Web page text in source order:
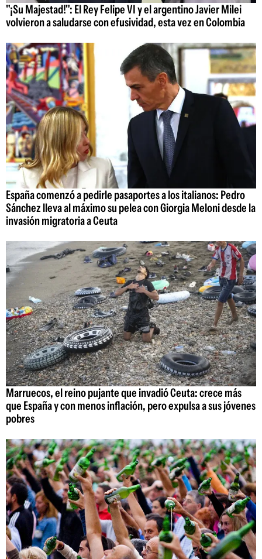
"¡Su Majestad!": El Rey Felipe VI y el argentino Javier Milei
volvieron a saludarse con efusividad, esta vez en Colombia
España comenzó a pedirle pasaportes a los italianos: Pedro
Sánchez lleva al máximo su pelea con Giorgia Meloni desde la
invasión migratoria a Ceuta
Marruecos, el reino pujante que invadió Ceuta: crece más
que España y con menos inflación, pero expulsa a sus jóvenes
pobres